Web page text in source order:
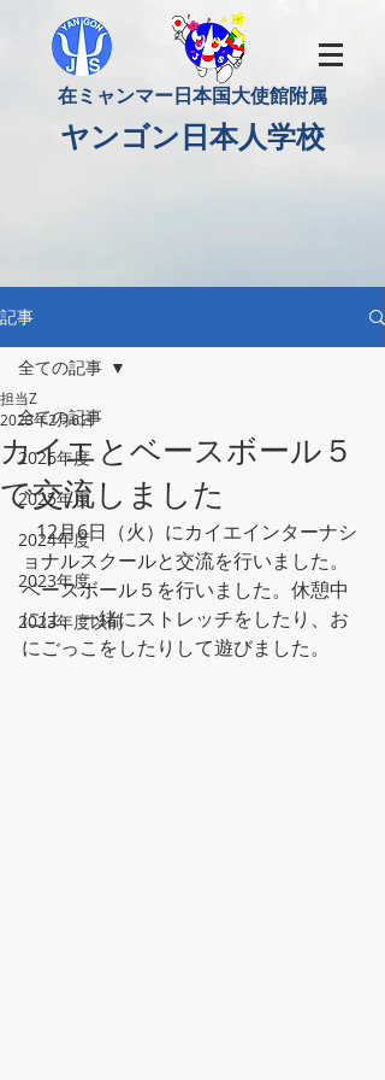
​在ミャンマー日本国大使館附属
​ヤンゴン日本人学校
記事
全ての記事
2026年度
2025年度
2024年度
2023年度
2023年度以前
全ての記事
カイエとベースボール５
で交流しました
担当Z
2023年2月6日
   12月6日（火）にカイエインターナシ
ョナルスクールと交流を行いました。
ベースボール５を行いました。休憩中
には、一緒にストレッチをしたり、お
にごっこをしたりして遊びました。